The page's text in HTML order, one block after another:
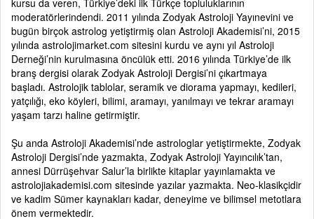
kursu da veren, Türkiye’deki ilk Türkçe topluluklarının
moderatörlerindendi. 2011 yılında Zodyak Astroloji Yayınevini ve
bugün birçok astrolog yetiştirmiş olan Astroloji Akademisi’ni, 2015
yılında astrolojimarket.com sitesini kurdu ve aynı yıl Astroloji
Derneği’nin kurulmasına öncülük etti. 2016 yılında Türkiye’de ilk
branş dergisi olarak Zodyak Astroloji Dergisi’ni çıkartmaya
başladı. Astrolojik tablolar, seramik ve diorama yapmayı, kedileri,
yatçılığı, eko köyleri, bilimi, aramayı, yanılmayı ve tekrar aramayı
yaşam tarzı haline getirmiştir.
Şu anda Astroloji Akademisi’nde astrologlar yetiştirmekte, Zodyak
Astroloji Dergisi’nde yazmakta, Zodyak Astroloji Yayıncılık’tan,
annesi Dürrüşehvar Salur’la birlikte kitaplar yayınlamakta ve
astrolojiakademisi.com sitesinde yazılar yazmakta. Neo-klasikçidir
ve kadim Sümer kaynakları kadar, deneyime ve bilimsel metotlara
önem vermektedir.